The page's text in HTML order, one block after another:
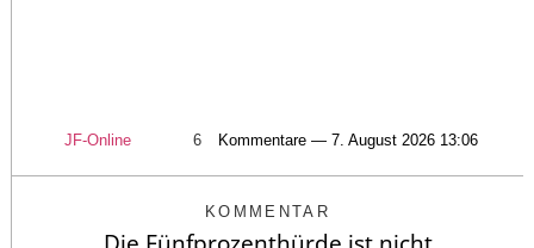
JF-Online 6 Kommentare — 7. August 2026 13:06
KOMMENTAR